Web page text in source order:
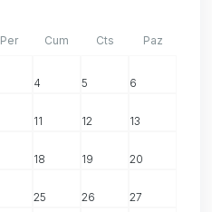
Per Cum Cts Paz
4 5 6
11 12 13
18 19 20
25 26 27